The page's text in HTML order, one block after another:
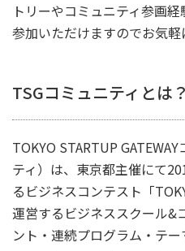
トリーやコミュニティ参画
参加いただけますのでお気軽
TSGコミュニティとは？
TOKYO STARTUP
ティ）は、東京都主催にて
るビジネスコンテスト「
運営するビジネススクール&
ント・連続プログラム・テ